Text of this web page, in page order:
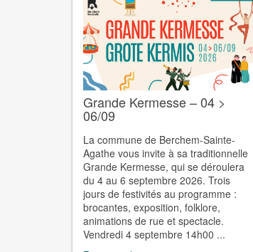
Grande Kermesse – 04 >
06/09
La commune de Berchem-Sainte-
Agathe vous invite à sa traditionnelle
Grande Kermesse, qui se déroulera
du 4 au 6 septembre 2026. Trois
jours de festivités au programme :
brocantes, exposition, folklore,
animations de rue et spectacle.
Vendredi 4 septembre 14h00 ...